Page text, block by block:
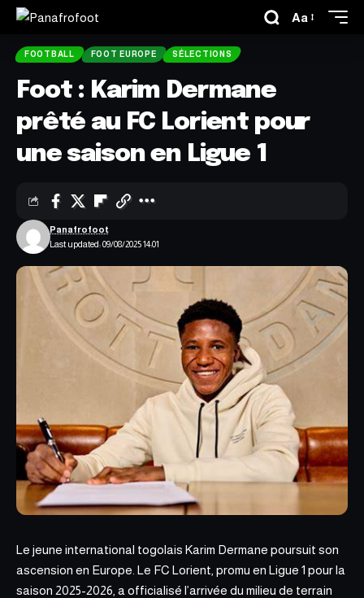
Aa
FOOTBALL FOOT EUROPE SÉLECTIONS
Foot : Karim Dermane
prêté au FC Lorient pour
une saison en Ligue 1
Last updated: 09/08/2025 14:01
Panafrofoot
Le jeune international togolais Karim Dermane poursuit son
ascension en Europe. Le FC Lorient, promu en Ligue 1 pour la
saison 2025-2026, a officialisé l’arrivée du milieu de terrain